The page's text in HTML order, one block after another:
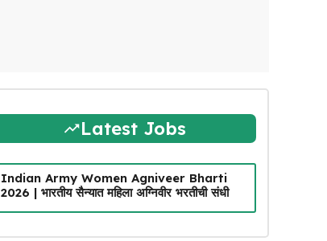
Latest Jobs
Indian Army Women Agniveer Bharti
2026 | भारतीय सैन्यात महिला अग्निवीर भरतीची संधी